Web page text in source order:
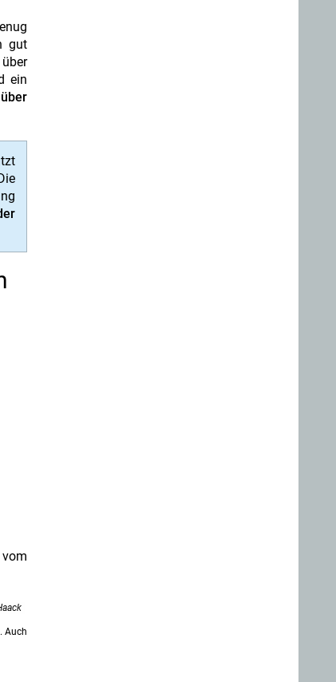
gut
ein
Auch